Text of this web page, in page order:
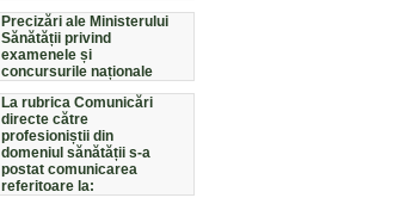
Precizări ale Ministerului
Sănătății privind
examenele și
concursurile naționale
La rubrica Comunicări
directe către
profesioniștii din
domeniul sănătății s-a
postat comunicarea
referitoare la: